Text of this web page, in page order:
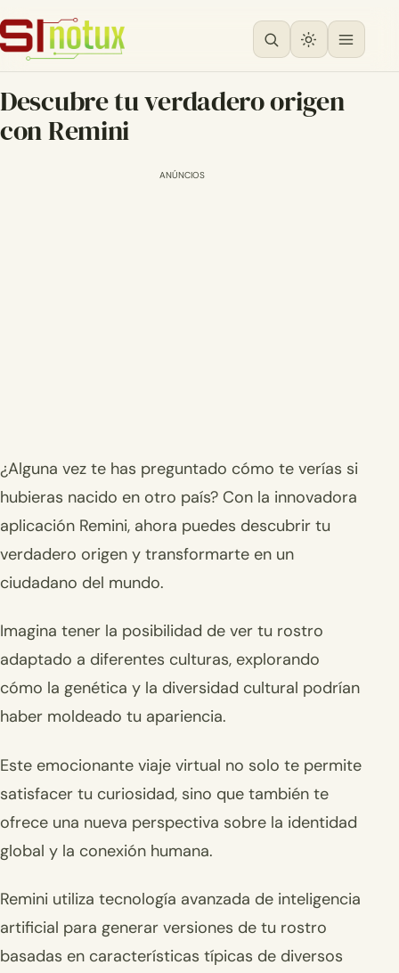
Descubre tu verdadero origen
con Remini
ANÚNCIOS
¿Alguna vez te has preguntado cómo te verías si
hubieras nacido en otro país? Con la innovadora
aplicación Remini, ahora puedes descubrir tu
verdadero origen y transformarte en un
ciudadano del mundo.
Imagina tener la posibilidad de ver tu rostro
adaptado a diferentes culturas, explorando
cómo la genética y la diversidad cultural podrían
haber moldeado tu apariencia.
Este emocionante viaje virtual no solo te permite
satisfacer tu curiosidad, sino que también te
ofrece una nueva perspectiva sobre la identidad
global y la conexión humana.
Remini utiliza tecnología avanzada de inteligencia
artificial para generar versiones de tu rostro
basadas en características típicas de diversos